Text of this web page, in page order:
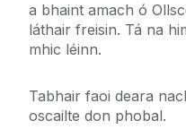
Aimsigh Post
Nasc le
Eolas Fúinn
Careers Connect
Foirmeacha na
Roghnaigh Iarchéim
a bhaint amach ó
láthair freisin. Tá na
mhic léinn.
Tabhair faoi deara
oscailte don phobal.